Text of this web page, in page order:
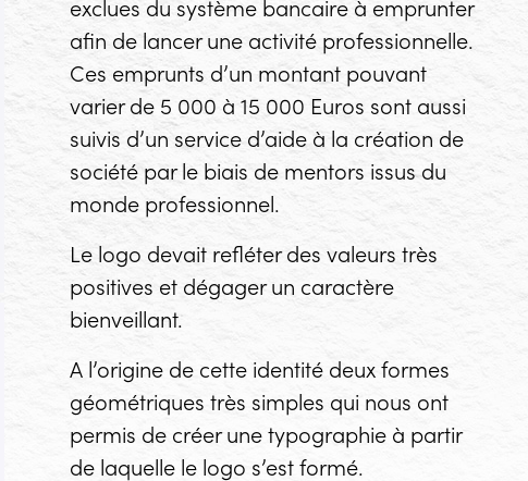
exclues du système bancaire à emprunter
afin de lancer une activité professionnelle.
Ces emprunts d’un montant pouvant
varier de 5 000 à 15 000 Euros sont aussi
suivis d’un service d’aide à la création de
société par le biais de mentors issus du
monde professionnel.
Le logo devait refléter des valeurs très
positives et dégager un caractère
bienveillant.
A l’origine de cette identité deux formes
géométriques très simples qui nous ont
permis de créer une typographie à partir
de laquelle le logo s’est formé.